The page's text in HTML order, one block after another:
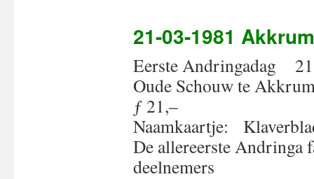
21-03-1981 Akkrum
Eerste Andringadag
Oude
ƒ 21,–
Naamkaartje:
De allereerste Andringa
deelnemers